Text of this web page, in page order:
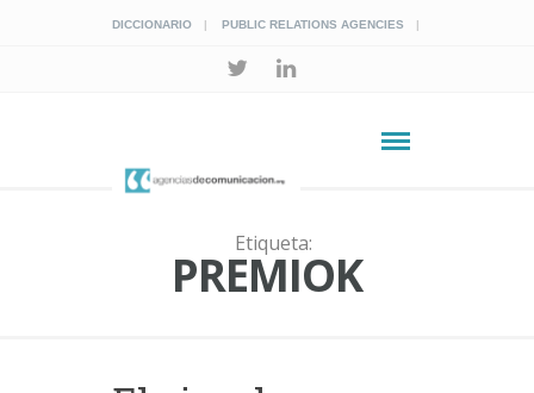
DICCIONARIO PUBLIC RELATIONS AGENCIES
Etiqueta:
PREMIOK